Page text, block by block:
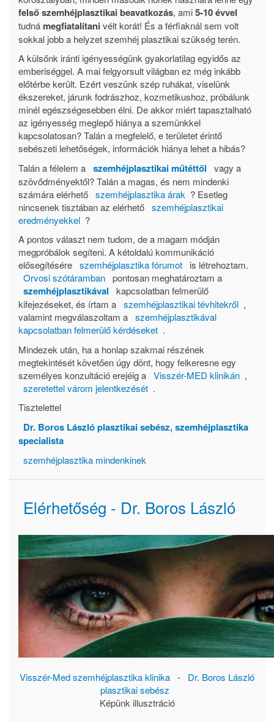
felső szemhéjplasztikai beavatkozás, ami5-10 évvel
tudná megfiatalítani vélt korát! És a férfiaknál sem volt
sokkal jobb a helyzet szemhéj plasztikai szükség terén.
A külsőnk iránti igényességünk gyakorlatilag egyidős az
emberiséggel. A mai felgyorsult világban ez még inkább
előtérbe került. Ezért veszünk szép ruhákat, viselünk
ékszereket, járunk fodrászhoz, kozmetikushoz, próbálunk
minél egészségesebben élni. De akkor miért tapasztalható
az igényesség meglepő hiánya a szemünkkel
kapcsolatosan? Talán a megfelelő, e területet érintő
sebészeti lehetőségek, információk hiánya lehet a hibás?
Talán a félelem a szemhéjplasztikai műtéttől
vagy a
szövődményektől? Talán a magas, és nem mindenki
számára elérhető szemhéjplasztika árak ? Esetleg
nincsenek tisztában az elérhető szemhéjplasztikai
eredményekkel ?
A pontos választ nem tudom, de a magam módján
megpróbálok segíteni. A kétoldalú kommunikáció
elősegítésére szemhéjplasztika fórumot
is létrehoztam.
Orvosi szótáramban pontosan meghatároztam a
szemhéjplasztikával
kapcsolatban felmerülő
kifejezéseket, és írtam a szemhéjplasztikai tévhitekről ,
valamint megválaszoltam a szemhéjplasztikával
kapcsolatban felmerülő kérdéseket .
Mindezek után, ha a honlap szakmai részének
megtekintését követően úgy dönt, hogy felkeresne egy
személyes konzultáció erejéig a Visszér-MED klinikán ,
szeretettel várom jelentkezését .
Tisztelettel
Dr. Boros László plasztikai sebész, szemhéjplasztika
specialista
szemhéjplasztika mindenkinek
Elérhetőség - Dr. Boros László
Visszér-Med szemhéjplasztika klinika -
Dr. Boros László
plasztikai sebész
Képünk illusztráció